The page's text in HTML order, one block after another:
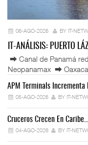
06-AGO-2026 BY IT-
IT-ANÁLISIS: PUERTO
⮕ Canal de Panamá
Neopanamax ⮕ Oaxaca
APM Terminals Incrementa
05-AGO-2026 BY IT-
Cruceros Crecen En Caribe…
04-AGO-2026 BY IT-